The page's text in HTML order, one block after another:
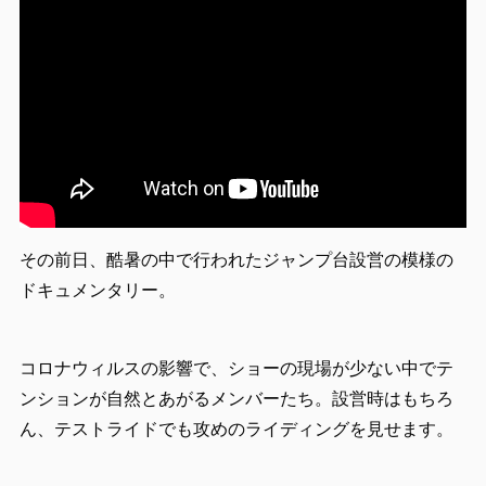
その前日、酷暑の中で行われたジャンプ台設営の模様の
ドキュメンタリー。
コロナウィルスの影響で、ショーの現場が少ない中でテ
ンションが自然とあがるメンバーたち。設営時はもちろ
ん、テストライドでも攻めのライディングを見せます。